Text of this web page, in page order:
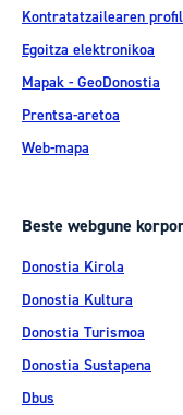
Kontratatzailearen
Egoitza elektronikoa
Mapak - GeoDonostia
Prentsa-aretoa
Web-mapa
Beste webgune
Donostia Kirola
Donostia Kultura
Donostia Turismoa
Donostia Sustapena
Dbus